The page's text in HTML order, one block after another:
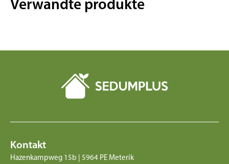
Verwandte produkte
Kontakt
Hazenkampweg 15b | 5964 PE Meterik